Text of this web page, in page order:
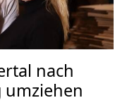
nach
umziehen